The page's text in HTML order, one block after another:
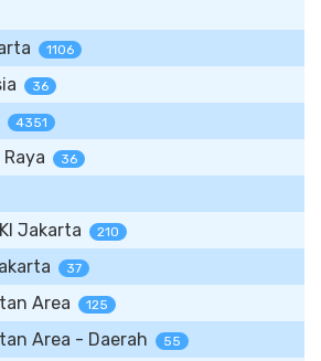
1106
36
4351
36
Jakarta 210
37
Area 125
Area - Daerah 55